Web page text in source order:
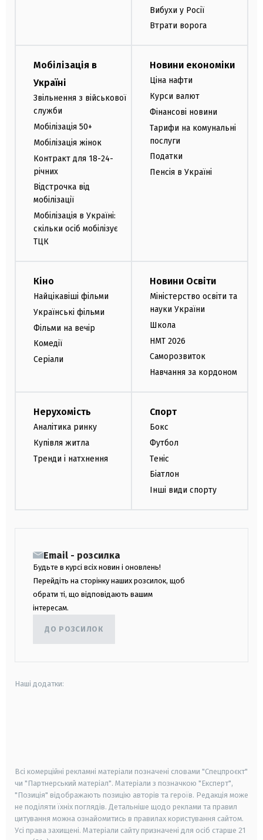
Вибухи у Росії
Втрати ворога
Мобілізація в
Україні
Звільнення з військової
служби
Мобілізація 50+
Мобілізація жінок
Контракт для 18-24-
річних
Відстрочка від
мобілізації
Мобілізація в Україні:
скільки осіб мобілізує
ТЦК
Новини економіки
Ціна нафти
Курси валют
Фінансові новини
Тарифи на комунальні
послуги
Податки
Пенсія в Україні
Кіно
Найцікавіші фільми
Українські фільми
Фільми на вечір
Комедії
Серіали
Новини Освіти
Міністерство освіти та
науки України
Школа
НМТ 2026
Саморозвиток
Навчання за кордоном
Нерухомість
Аналітика ринку
Купівля житла
Тренди і натхнення
Спорт
Бокс
Футбол
Теніс
Біатлон
Інші види спорту
Email - розсилка
Будьте в курсі всіх новин і оновлень!
Перейдіть на сторінку наших розсилок, щоб
обрати ті, що відповідають вашим
інтересам.
ДО РОЗСИЛОК
Наші додатки:
Всі комерційні рекламні матеріали позначені словами "Спецпроєкт"
чи "Партнерський матеріал". Матеріали з позначкою "Експерт",
"Позиція" відображають позицію авторів та героїв. Редакція може
не поділяти їхніх поглядів. Детальніше щодо реклами та правил
цитування можна ознайомитись в правилах користування сайтом.
Усі права захищені. Матеріали сайту призначені для осіб старше 21